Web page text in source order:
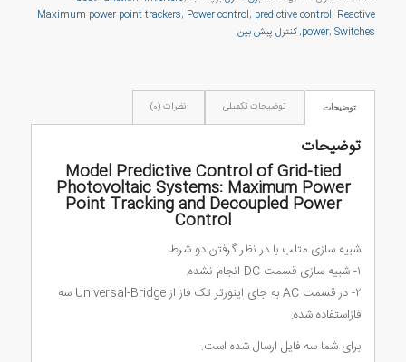
Maximum power point trackers, Power control, predictive control, Reactive
power,Switches
,کنترل پیش بین
توضیحات توضیحات تکمیلی نظرات (0)
توضیحات
Model Predictive Control of Grid-tied
Photovoltaic Systems: Maximum Power
Point Tracking and Decoupled Power
Control
شبیه سازی متلب با در نظر گرفتن دو شرط
۱- شبیه سازی قسمت DC انجام نشده.
۲- در قسمت AC به جای اینورتر تک فاز از Universal-Bridge سه
فازاستفاده شده.
برای شما سه فایل ارسال شده است.